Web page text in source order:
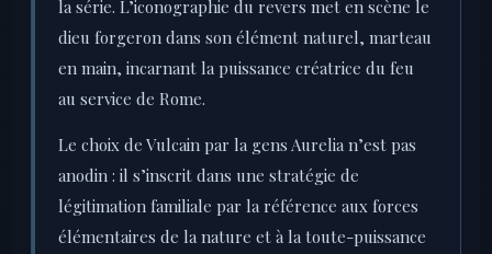
la série. L’iconographie du revers met en scène le
dieu forgeron dans son élément naturel, marteau
en main, incarnant la puissance créatrice du feu
au service de Rome.
Le choix de Vulcain par la gens Aurelia n’est pas
anodin : il s’inscrit dans une stratégie de
légitimation familiale par la référence aux forces
élémentaires de la nature et à la toute-puissance